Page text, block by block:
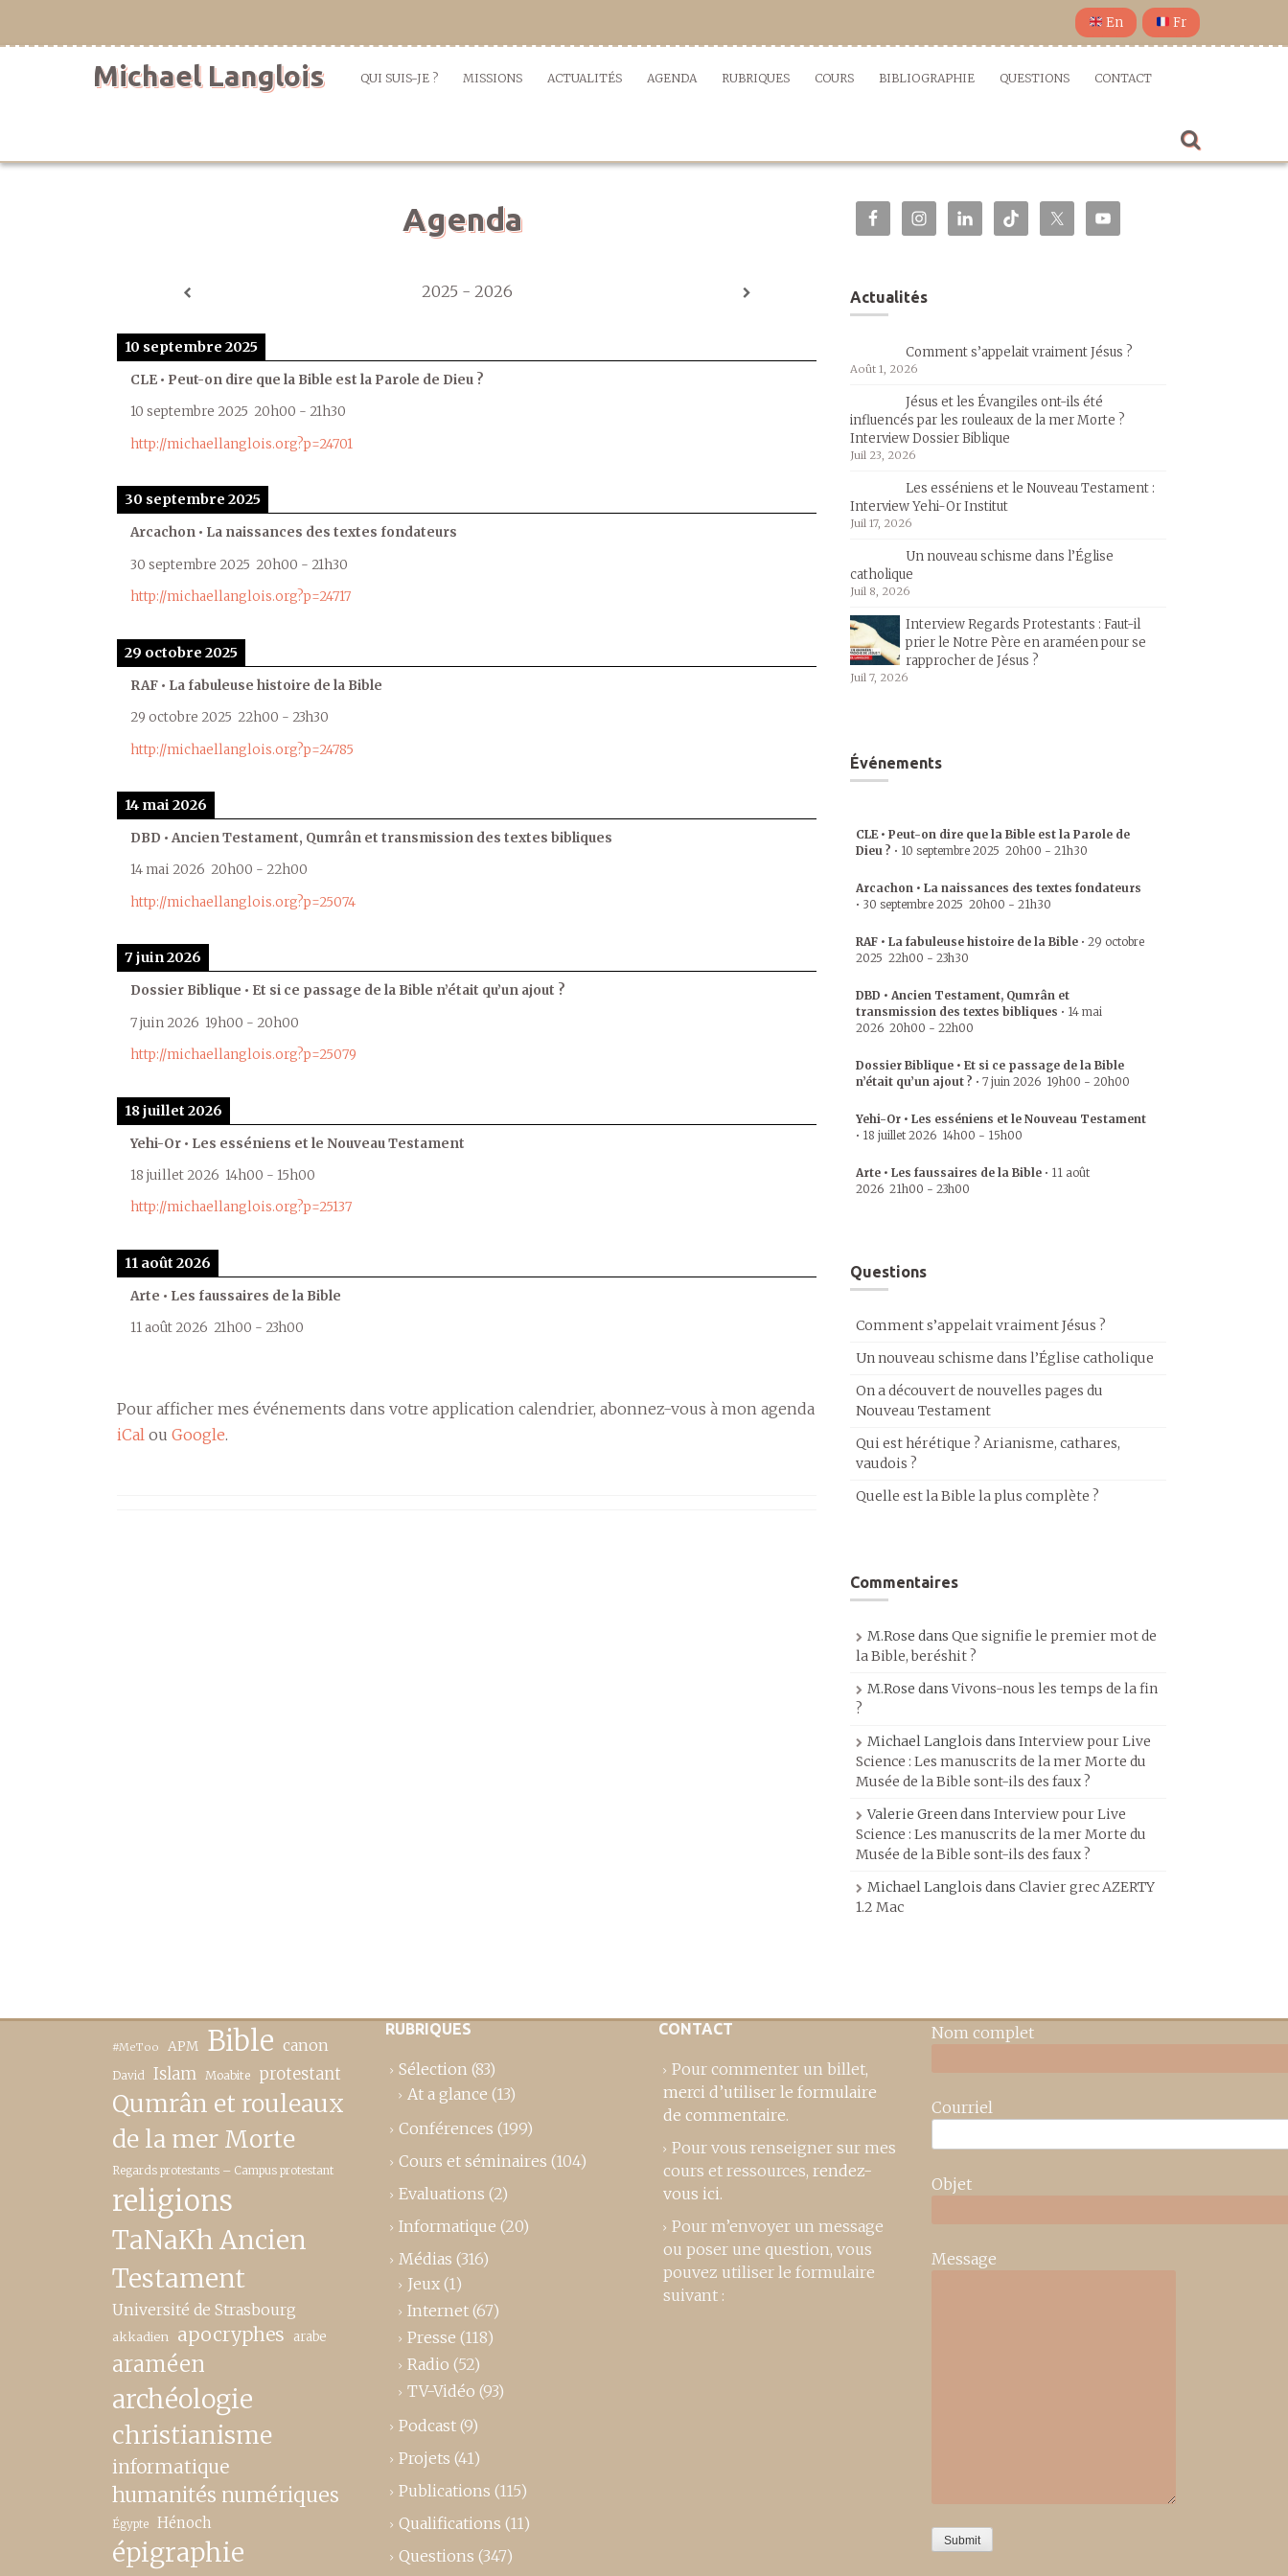
En Fr
Michael Langlois QUI SUIS-JE ? MISSIONS ACTUALITÉS AGENDA RUBRIQUES COURS BIBLIOGRAPHIE QUESTIONS CONTACT
Agenda
2025 - 2026
10 septembre 2025
CLE • Peut-on dire que la Bible est la Parole de Dieu ?
10 septembre 2025 20h00 - 21h30
http://michaellanglois.org?p=24701
30 septembre 2025
Arcachon • La naissances des textes fondateurs
30 septembre 2025 20h00 - 21h30
http://michaellanglois.org?p=24717
29 octobre 2025
RAF • La fabuleuse histoire de la Bible
29 octobre 2025 22h00 - 23h30
http://michaellanglois.org?p=24785
14 mai 2026
DBD • Ancien Testament, Qumrân et transmission des textes bibliques
14 mai 2026 20h00 - 22h00
http://michaellanglois.org?p=25074
7 juin 2026
Dossier Biblique • Et si ce passage de la Bible n’était qu’un ajout ?
7 juin 2026 19h00 - 20h00
http://michaellanglois.org?p=25079
18 juillet 2026
Yehi-Or • Les esséniens et le Nouveau Testament
18 juillet 2026 14h00 - 15h00
http://michaellanglois.org?p=25137
11 août 2026
Arte • Les faussaires de la Bible
11 août 2026 21h00 - 23h00
Pour afficher mes événements dans votre application calendrier, abonnez-vous à mon agenda
iCal ou Google.
Actualités
Comment s’appelait vraiment Jésus ?
Août 1, 2026
Jésus et les Évangiles ont-ils été
influencés par les rouleaux de la mer Morte ?
Interview Dossier Biblique
Juil 23, 2026
Les esséniens et le Nouveau Testament :
Interview Yehi-Or Institut
Juil 17, 2026
Un nouveau schisme dans l’Église
catholique
Juil 8, 2026
Interview Regards Protestants : Faut-il
prier le Notre Père en araméen pour se
rapprocher de Jésus ?
Juil 7, 2026
Événements
CLE • Peut-on dire que la Bible est la Parole de
Dieu ? • 10 septembre 2025 20h00 - 21h30
Arcachon • La naissances des textes fondateurs
• 30 septembre 2025 20h00 - 21h30
RAF • La fabuleuse histoire de la Bible • 29 octobre
2025 22h00 - 23h30
DBD • Ancien Testament, Qumrân et
transmission des textes bibliques • 14 mai
2026 20h00 - 22h00
Dossier Biblique • Et si ce passage de la Bible
n’était qu’un ajout ? • 7 juin 2026 19h00 - 20h00
Yehi-Or • Les esséniens et le Nouveau Testament
• 18 juillet 2026 14h00 - 15h00
Arte • Les faussaires de la Bible • 11 août
2026 21h00 - 23h00
Questions
Comment s’appelait vraiment Jésus ?
Un nouveau schisme dans l’Église catholique
On a découvert de nouvelles pages du
Nouveau Testament
Qui est hérétique ? Arianisme, cathares,
vaudois ?
Quelle est la Bible la plus complète ?
Commentaires
M.Rose dans Que signifie le premier mot de
la Bible, beréshit ?
M.Rose dansVivons-nous les temps de la fin
?
Michael Langlois dans Interview pour Live
Science : Les manuscrits de la mer Morte du
Musée de la Bible sont-ils des faux ?
Valerie Greendans Interview pour Live
Science : Les manuscrits de la mer Morte du
Musée de la Bible sont-ils des faux ?
Michael Langlois dans Clavier grec AZERTY
1.2 Mac
#MeToo APM Bible canon
David Islam Moabite protestant
Qumrân et rouleaux
de la mer Morte
Regards protestants – Campus protestant
religions
TaNaKh Ancien
Testament
Université de Strasbourg
akkadien apocryphes arabe
araméen
archéologie
christianisme
informatique
humanités numériques
Égypte Hénoch
épigraphie
RUBRIQUES
Sélection (83)
At a glance (13)
Conférences (199)
Cours et séminaires (104)
Evaluations (2)
Informatique (20)
Médias (316)
Jeux (1)
Internet (67)
Presse (118)
Radio (52)
TV-Vidéo (93)
Podcast (9)
Projets (41)
Publications (115)
Qualifications (11)
Questions (347)
CONTACT
Pour commenter un billet,
merci d’utiliser le formulaire
de commentaire.
Pour vous renseigner sur mes
cours et ressources, rendez-
vous ici.
Pour m’envoyer un message
ou poser une question, vous
pouvez utiliser le formulaire
suivant :
Nom complet
Courriel
Objet
Message